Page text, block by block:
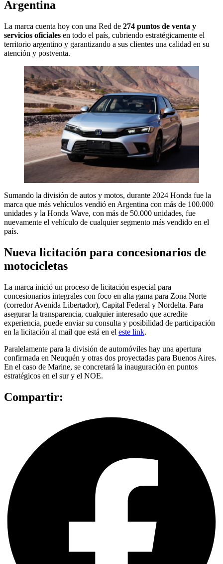
Argentina
La marca cuenta hoy con una Red de 274 puntos de venta y
servicios oficiales en todo el país, cubriendo estratégicamente el
territorio argentino y garantizando a sus clientes una calidad en su
atención y postventa.
Sumando la división de autos y motos, durante 2024 Honda fue la
marca que más vehículos vendió en Argentina con más de 100.000
unidades y la Honda Wave, con más de 50.000 unidades, fue
nuevamente el vehículo de cualquier segmento más vendido en el
país.
Nueva licitación para concesionarios de
motocicletas
La marca inició un proceso de licitación especial para
concesionarios integrales con foco en alta gama para Zona Norte
(corredor Avenida Libertador), Capital Federal y Nordelta. Para
asegurar la transparencia, cualquier interesado que acredite
experiencia, puede enviar su consulta y posibilidad de participación
en la licitación al mail que está en el este link.
Paralelamente para la división de automóviles hay una apertura
confirmada en Neuquén y otras dos proyectadas para Buenos Aires.
En el caso de Marine, se concretará la inauguración en puntos
estratégicos en el sur y el NOE.
Compartir: